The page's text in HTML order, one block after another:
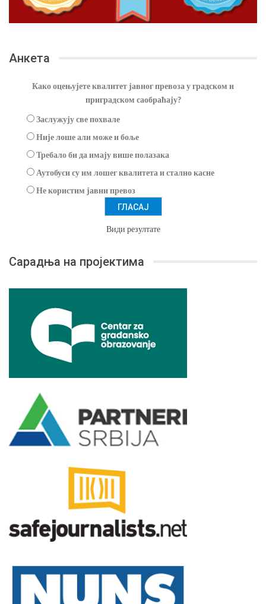
Анкета
Како оцењујете квалитет јавног превоза у градском и
приградском саобраћају?
Заслужују све похвале
Није лоше али може и боље
Требало би да имају више полазака
Аутобуси су им лошег квалитета и стално касне
Не користим јавни превоз
Види резултате
Сарадња на пројектима